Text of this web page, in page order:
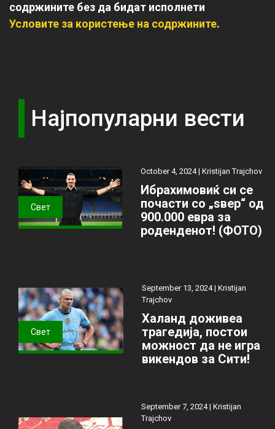
содржините без да бидат исполнети
Условите за користење на содржините.
Најпопуларни вести
Свет
October 4, 2024 |Kristijan Trajchov
Ибрахимовиќ си се
почасти со „ѕвер“ од
900.000 евра за
роденденот! (ФОТО)
Свет
September 13, 2024 | Kristijan
Trajchov
Халанд доживеа
трагедија, постои
можност да не игра
викендов за Сити!
September 7, 2024 | Kristijan
Trajchov